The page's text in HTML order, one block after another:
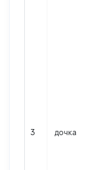
3 дочка